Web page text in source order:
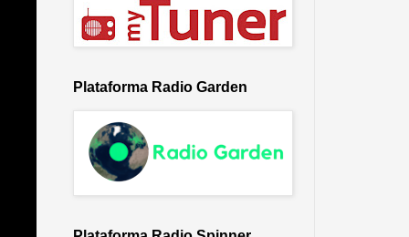
Plataforma Radio Garden